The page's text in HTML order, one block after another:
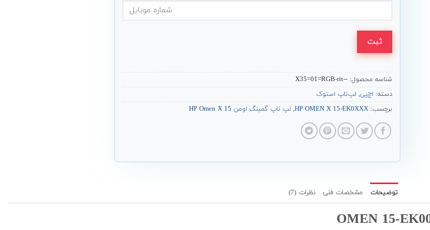
ثبت
شناسه محصول: --X35=01=RGB-rit
دسته: اچ‌پی, لپ‌تاپ استوک
برچسب: HP OMEN X 15-EK0XXX
, لپ تاپ گمینگ اومن HP Omen X 15
توضیحات مشخصات فنی نظرات (7)